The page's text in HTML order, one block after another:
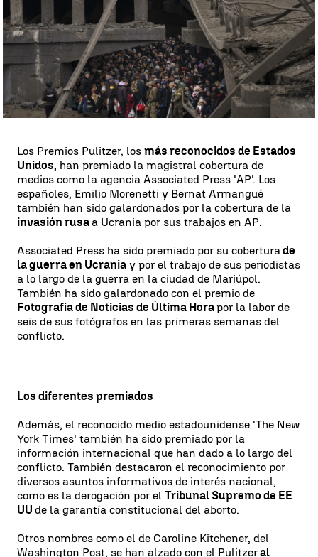
Eva Navarro
Publicado:09 de mayo de 2023, 22:47
WhatsappFacebook
X Linkedin
Los Premios Pulitzer, los más reconocidos de Estados
Unidos, han premiado la magistral cobertura de
medios como la agencia Associated Press 'AP'. Los
españoles, Emilio Morenetti y Bernat Armangué
también han sido galardonados por la cobertura de la
invasión rusa a Ucrania por sus trabajos en AP.
Associated Press ha sido premiado por su coberturade
la guerra en Ucrania y por el trabajo de sus periodistas
a lo largo de la guerra en la ciudad de Mariúpol.
También ha sido galardonado con el premio de
Fotografía de Noticias de Última Horapor la labor de
seis de sus fotógrafos en las primeras semanas del
conflicto.
Los diferentes premiados
Además, el reconocido medio estadounidense 'The New
York Times' también ha sido premiado por la
información internacional que han dado a lo largo del
conflicto. También destacaron el reconocimiento por
diversos asuntos informativos de interés nacional,
como es la derogación por el Tribunal Supremo de EE
UU de la garantía constitucional del aborto.
Otros nombres como el de Caroline Kitchener, del
Washington Post, se han alzado con el Pulitzeral